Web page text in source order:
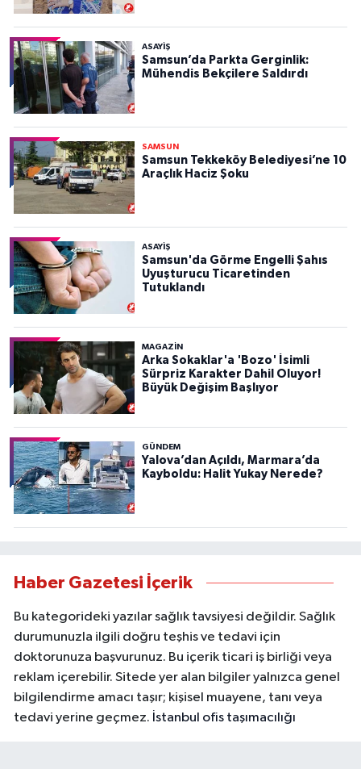
ASAYIŞ
Samsun’da Parkta Gerginlik:
Mühendis Bekçilere Saldırdı
SAMSUN
Samsun Tekkeköy Belediyesi’ne 10
Araçlık Haciz Şoku
ASAYIŞ
Samsun'da Görme Engelli Şahıs
Uyuşturucu Ticaretinden
Tutuklandı
MAGAZİN
Arka Sokaklar'a 'Bozo' İsimli
Sürpriz Karakter Dahil Oluyor!
Büyük Değişim Başlıyor
GÜNDEM
Yalova’dan Açıldı, Marmara’da
Kayboldu: Halit Yukay Nerede?
Haber Gazetesi İçerik
Bu kategorideki yazılar sağlık tavsiyesi değildir. Sağlık
durumunuzla ilgili doğru teşhis ve tedavi için
doktorunuza başvurunuz. Bu içerik ticari iş birliği veya
reklam içerebilir. Sitede yer alan bilgiler yalnızca genel
bilgilendirme amacı taşır; kişisel muayene, tanı veya
tedavi yerine geçmez. İstanbul ofis taşımacılığı